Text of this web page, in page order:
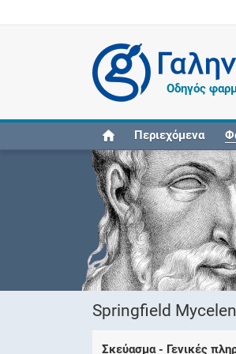
Οδηγός
Περιεχόμενα
Springfield
Σκεύασμα - Γενικές